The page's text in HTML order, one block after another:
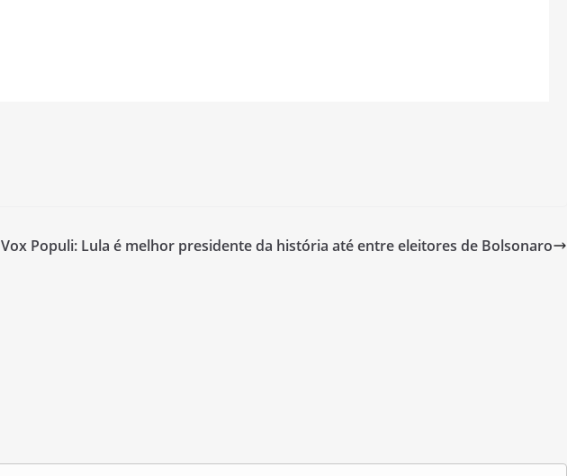
Vox Populi: Lula é melhor presidente da história até entre eleitores de Bolsonaro